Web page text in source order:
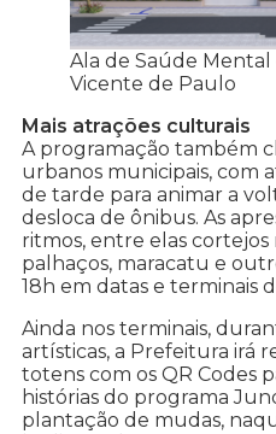
Ala de Saúde Mental
Vicente de Paulo
Mais atrações culturais
A programação também
urbanos municipais, com
de tarde para animar a
desloca de ônibus. As
ritmos, entre elas cortejos
palhaços, maracatu e
18h em datas e terminais
Ainda nos terminais,
artísticas, a Prefeitura irá
totens com os QR Codes
histórias do programa
plantação de mudas,